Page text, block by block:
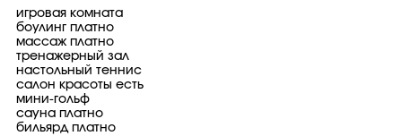
игровая комната
боулинг платно
массаж платно
тренажерный зал
настольный теннис
салон красоты есть
мини-гольф
сауна платно
бильярд платно